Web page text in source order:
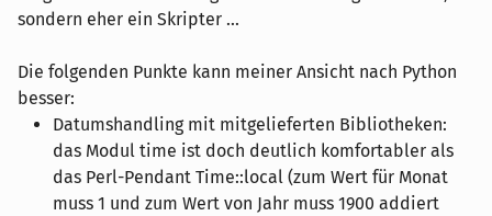
sondern eher ein Skripter ...
Die folgenden Punkte kann meiner Ansicht nach Python
besser:
Datumshandling mit mitgelieferten Bibliotheken:
das Modul time ist doch deutlich komfortabler als
das Perl-Pendant Time::local (zum Wert für Monat
muss 1 und zum Wert von Jahr muss 1900 addiert